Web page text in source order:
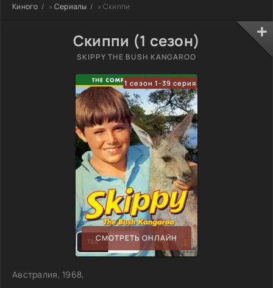
Киного » Сериалы » Скиппи
Скиппи (1 сезон)
SKIPPY THE BUSH KANGAROO
1 сезон 1-39 серия
СМОТРЕТЬ ОНЛАЙН
Австралия, 1968,